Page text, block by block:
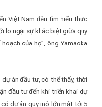
Việt Nam đều tìm hiểu thực
lo ngại sự khác biệt giữa quy
của họ”, ông Yamaoka
án đầu tư, có thể thấy, thời
đầu tư đến khi triển khai dự
dự án quy mô lớn mất tới 5